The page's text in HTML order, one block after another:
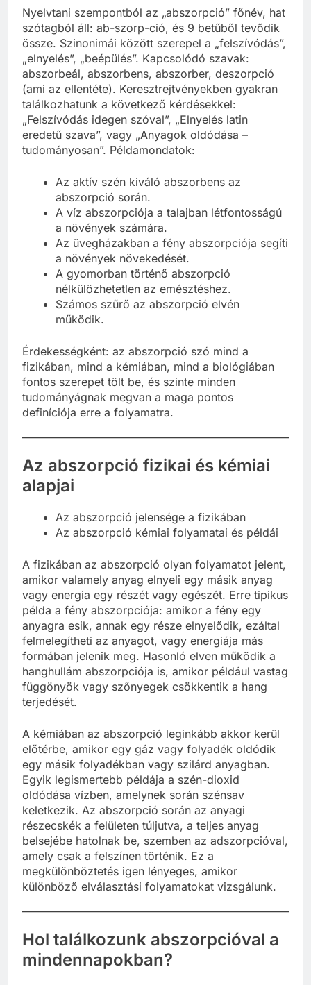
Nyelvtani szempontból az „abszorpció” főnév, hat
szótagból áll: ab-szorp-ció, és 9 betűből tevődik
össze. Szinonimái között szerepel a „felszívódás”,
„elnyelés”, „beépülés”. Kapcsolódó szavak:
abszorbeál, abszorbens, abszorber, deszorpció
(ami az ellentéte). Keresztrejtvényekben gyakran
találkozhatunk a következő kérdésekkel:
„Felszívódás idegen szóval”, „Elnyelés latin
eredetű szava”, vagy „Anyagok oldódása –
tudományosan”. Példamondatok:
Az aktív szén kiváló abszorbens az
abszorpció során.
A víz abszorpciója a talajban létfontosságú
a növények számára.
Az üvegházakban a fény abszorpciója segíti
a növények növekedését.
A gyomorban történő abszorpció
nélkülözhetetlen az emésztéshez.
Számos szűrő az abszorpció elvén
működik.
Érdekességként: az abszorpció szó mind a
fizikában, mind a kémiában, mind a biológiában
fontos szerepet tölt be, és szinte minden
tudományágnak megvan a maga pontos
definíciója erre a folyamatra.
Az abszorpció fizikai és kémiai
alapjai
Az abszorpció jelensége a fizikában
Az abszorpció kémiai folyamatai és példái
A fizikában az abszorpció olyan folyamatot jelent,
amikor valamely anyag elnyeli egy másik anyag
vagy energia egy részét vagy egészét. Erre tipikus
példa a fény abszorpciója: amikor a fény egy
anyagra esik, annak egy része elnyelődik, ezáltal
felmelegítheti az anyagot, vagy energiája más
formában jelenik meg. Hasonló elven működik a
hanghullám abszorpciója is, amikor például vastag
függönyök vagy szőnyegek csökkentik a hang
terjedését.
A kémiában az abszorpció leginkább akkor kerül
előtérbe, amikor egy gáz vagy folyadék oldódik
egy másik folyadékban vagy szilárd anyagban.
Egyik legismertebb példája a szén-dioxid
oldódása vízben, amelynek során szénsav
keletkezik. Az abszorpció során az anyagi
részecskék a felületen túljutva, a teljes anyag
belsejébe hatolnak be, szemben az adszorpcióval,
amely csak a felszínen történik. Ez a
megkülönböztetés igen lényeges, amikor
különböző elválasztási folyamatokat vizsgálunk.
Hol találkozunk abszorpcióval a
mindennapokban?